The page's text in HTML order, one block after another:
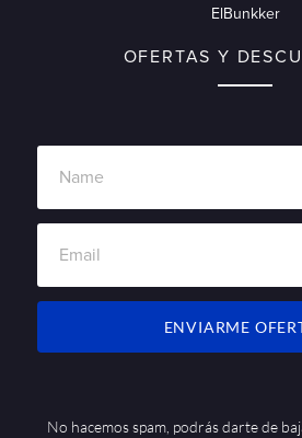
ElBunkker
OFERTAS Y
ENVIARME
No hacemos spam, podrás darte de